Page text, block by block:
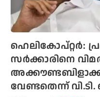
ഹെലികോപ്റ്റര്‍:
സര്‍ക്കാരിനെ
വേണ്ടതെന്ന്